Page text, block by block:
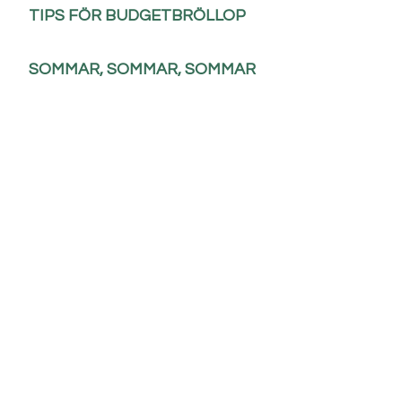
TIPS FÖR BUDGETBRÖLLOP
SOMMAR, SOMMAR, SOMMAR